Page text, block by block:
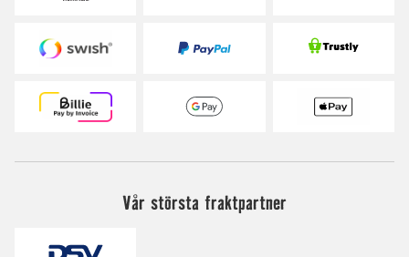
Vår största fraktpartner